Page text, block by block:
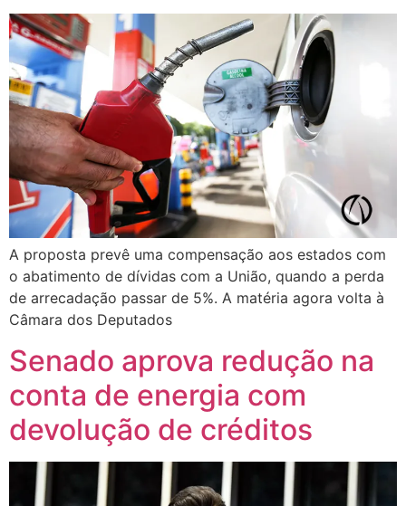
A proposta prevê uma compensação aos estados com
o abatimento de dívidas com a União, quando a perda
de arrecadação passar de 5%. A matéria agora volta à
Câmara dos Deputados
Senado aprova redução na
conta de energia com
devolução de créditos